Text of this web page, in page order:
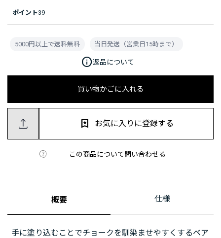
ポイント39
買い物かごに入れる
この商品について問い合わせる
お気に入りに登録する
5000円以上で送料無料 当日発送（営業日15時まで）
info返品について
概要 仕様
手に塗り込むことでチョークを馴染ませやすくするベア